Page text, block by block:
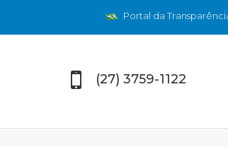
Portal da
(27) 3759-1122